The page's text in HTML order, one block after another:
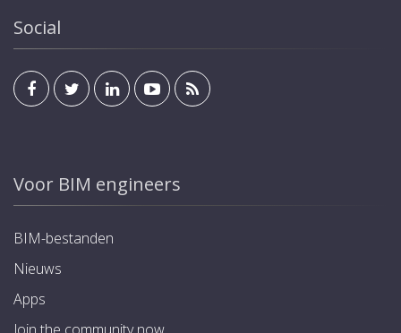
de bouwhoogte</div><div pim-sa-id='PM-000276'
pim-de-id='08'><b pim-sa-id='PM-
000276'>Technische gegevens</b></div><div pim-sa-
id='PM-000276' pim-de-id='08'>belasting max. 150
mm kan de voetensteun 0–240 mm worden
uitgetrokken. Bij BH > 1120 mm schuift de
id='modelLabel'><b pim-sa-id='modelLabel'>model
Social
Voor BIM engineers
BIM-bestanden
Nieuws
Apps